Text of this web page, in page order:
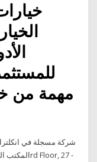
مهمة من